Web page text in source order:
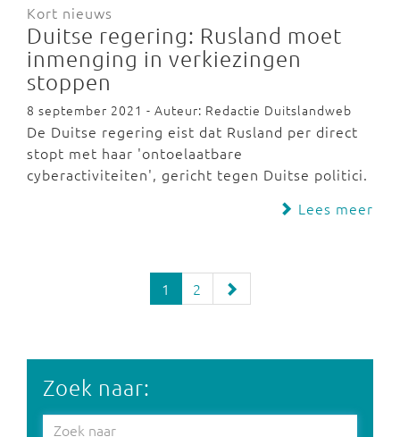
Kort nieuws
Duitse regering: Rusland moet
inmenging in verkiezingen
stoppen
8 september 2021 - Auteur: Redactie Duitslandweb
De Duitse regering eist dat Rusland per direct
stopt met haar 'ontoelaatbare
cyberactiviteiten', gericht tegen Duitse politici.
Lees meer
1 2
Zoek naar: